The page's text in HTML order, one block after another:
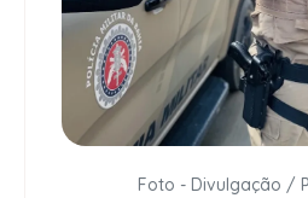
Foto - Divulgação /